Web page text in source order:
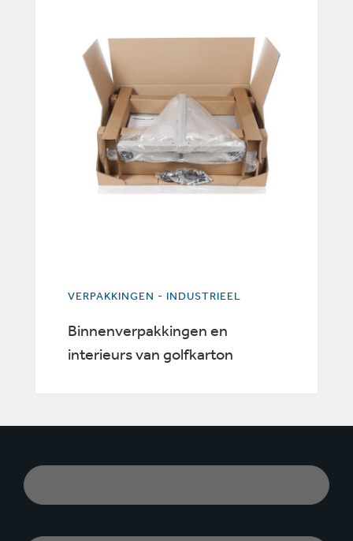
VERPAKKINGEN - INDUSTRIEEL
Binnenverpakkingen en
interieurs van golfkarton